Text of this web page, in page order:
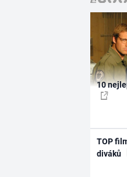
10
TOP
diváků